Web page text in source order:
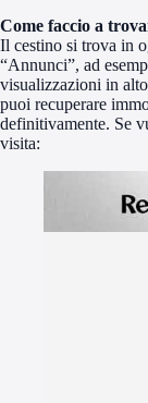
Come faccio a
Il cestino si trova in
“Annunci”, ad
visualizzazioni in
puoi recuperare
definitivamente. Se
visita: